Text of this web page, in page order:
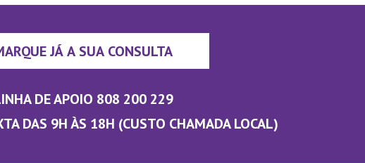
JÁ A SUA CONSULTA
DE APOIO 808 200 229
DAS 9H ÀS 18H (CUSTO CHAMADA LOCAL)